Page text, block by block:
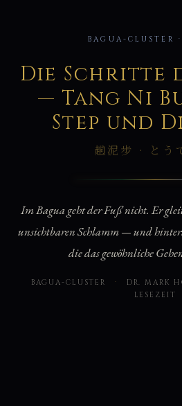
BAGUA-CLUSTER
Die Schritte
— Tang Ni
Step und
趟泥步 · とう
Im Bagua geht der Fuß nicht. Er
unsichtbaren Schlamm — und
die das gewöhnliche
BAGUA-CLUSTER · DR. MARK
LESEZEIT